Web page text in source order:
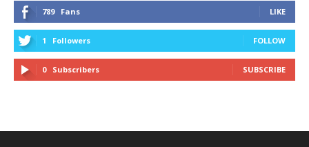
789 Fans LIKE
1 Followers FOLLOW
0 Subscribers SUBSCRIBE